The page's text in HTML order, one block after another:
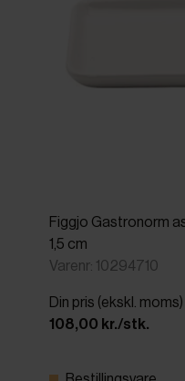
Figgjo Gastronorm
1,5 cm
Varenr: 10294710
Din pris (ekskl. moms)
108,00 kr./stk.